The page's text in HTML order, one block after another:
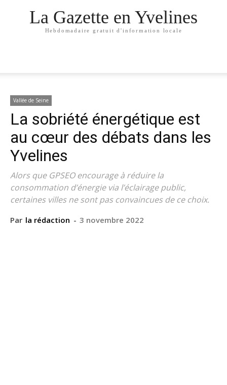
La Gazette en Yvelines
Hebdomadaire gratuit d'information locale
Vallée de Seine
La sobriété énergétique est
au cœur des débats dans les
Yvelines
Alors que GPSEO encourage à réduire la
consommation d’énergie via l’éclairage public,
certaines villes ne sont pas convaincues de ce choix.
Par la rédaction - 3 novembre 2022